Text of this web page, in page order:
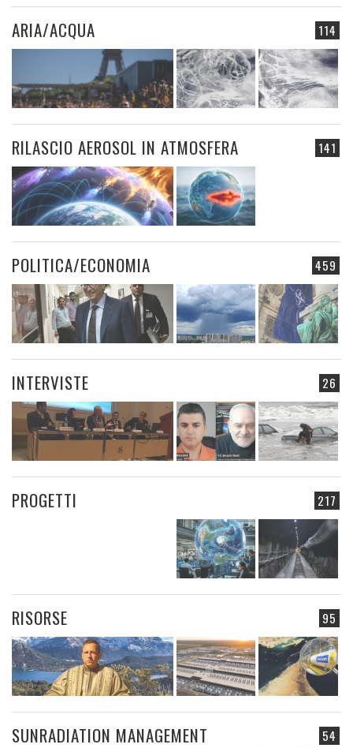
114
ARIA/ACQUA
141
RILASCIO AEROSOL IN ATMOSFERA
459
POLITICA/ECONOMIA
26
INTERVISTE
217
PROGETTI
95
RISORSE
54
SUNRADIATION MANAGEMENT